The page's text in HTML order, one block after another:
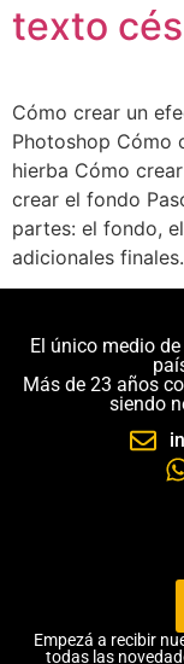
texto
Cómo crear un
Photoshop Cómo
hierba Cómo
crear el fondo
partes: el fondo,
adicionales
El único medio
Más de 23 años
siendo
Empezá a recibir
todas las